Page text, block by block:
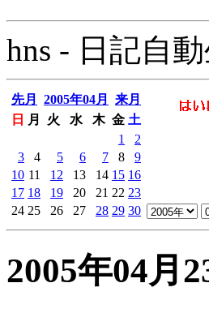
hns - 日記自
先月 2005年04月
来月
日
月 火 水 木 金 土
1
2
3
4 5 6 7 8
9
10 11 12 13 14 15 16
17 18 19 20 21 22 23
24 25 26 27 28 29 30
2005年04月